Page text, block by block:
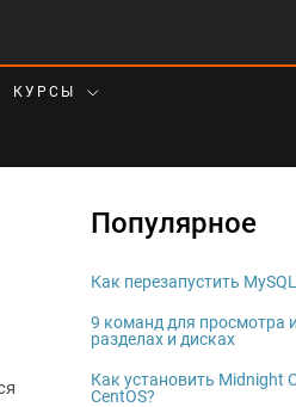
КУРСЫ
Популярное
Как перезапустить
9 команд для просмотра
разделах и дисках
Как установить Midnight
CentOS?